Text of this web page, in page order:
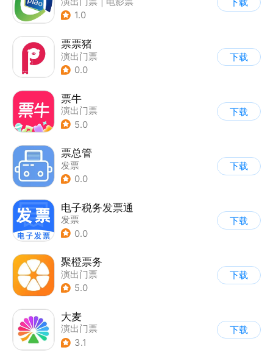
1.0
下载
票票猪
演出门票
0.0
下载
票牛
演出门票
5.0
下载
票总管
发票
0.0
下载
电子税务发票通
发票
0.0
下载
聚橙票务
演出门票
5.0
下载
大麦
演出门票
3.1
下载